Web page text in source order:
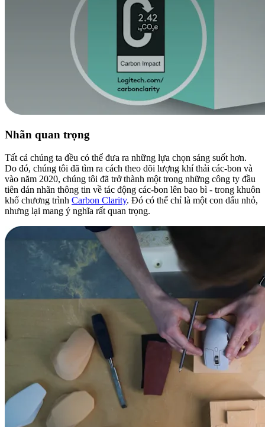
Nhãn quan trọng
Tất cả chúng ta đều có thể đưa ra những lựa chọn sáng suốt hơn.
Do đó, chúng tôi đã tìm ra cách theo dõi lượng khí thải các-bon và
vào năm 2020, chúng tôi đã trở thành một trong những công ty đầu
tiên dán nhãn thông tin về tác động các-bon lên bao bì - trong khuôn
khổ chương trình Carbon Clarity. Đó có thể chỉ là một con dấu nhỏ,
nhưng lại mang ý nghĩa rất quan trọng.